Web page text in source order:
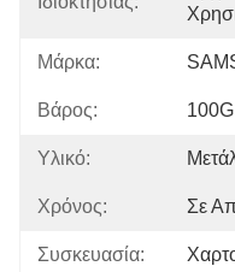
Μάρκα:
Βάρος: 100G
Υλικό:
Χρόνος: Σε
Συσκευασία: